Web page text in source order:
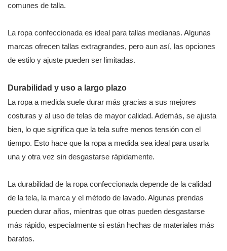
comunes de talla.
La ropa confeccionada es ideal para tallas medianas. Algunas
marcas ofrecen tallas extragrandes, pero aun así, las opciones
de estilo y ajuste pueden ser limitadas.
Durabilidad y uso a largo plazo
La ropa a medida suele durar más gracias a sus mejores
costuras y al uso de telas de mayor calidad. Además, se ajusta
bien, lo que significa que la tela sufre menos tensión con el
tiempo. Esto hace que la ropa a medida sea ideal para usarla
una y otra vez sin desgastarse rápidamente.
La durabilidad de la ropa confeccionada depende de la calidad
de la tela, la marca y el método de lavado. Algunas prendas
pueden durar años, mientras que otras pueden desgastarse
más rápido, especialmente si están hechas de materiales más
baratos.